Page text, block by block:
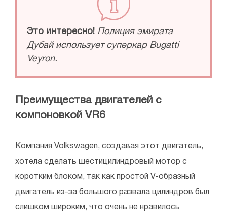
Это интересно! Полиция эмирата
Дубай использует суперкар Bugatti
Veyron.
Преимущества двигателей с
компоновкой VR6
Компания Volkswagen, создавая этот двигатель,
хотела сделать шестицилиндровый мотор с
коротким блоком, так как простой V-образный
двигатель из-за большого развала цилиндров был
слишком широким, что очень не нравилось